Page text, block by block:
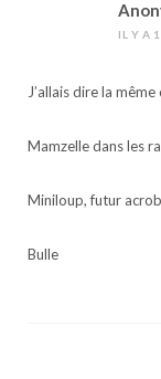
IL Y A
J’allais dire la
Mamzelle dans les
Miniloup, futur
Bulle